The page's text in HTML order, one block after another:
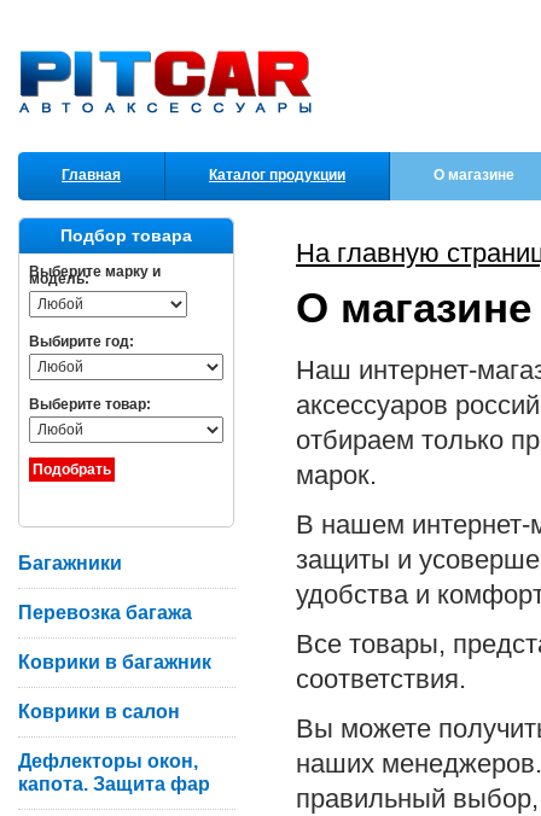
На главную
О магазине
Наш интернет-
аксессуаров
отбираем только
марок.
В нашем интернет-
защиты и
удобства и
Все товары,
соответствия.
Вы можете
наших
правильный
Главная Каталог продукции О магазине
Партнеры
Подбор товара
Выберите марку и
модель:
Выбирите год:
Выберите товар:
Багажники
Перевозка багажа
Коврики в багажник
Коврики в салон
Дефлекторы окон,
капота. Защита фар